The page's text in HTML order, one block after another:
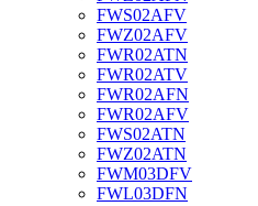
FWS02AFV
FWZ02AFV
FWR02ATN
FWR02ATV
FWR02AFN
FWR02AFV
FWS02ATN
FWZ02ATN
FWM03DFV
FWL03DFN